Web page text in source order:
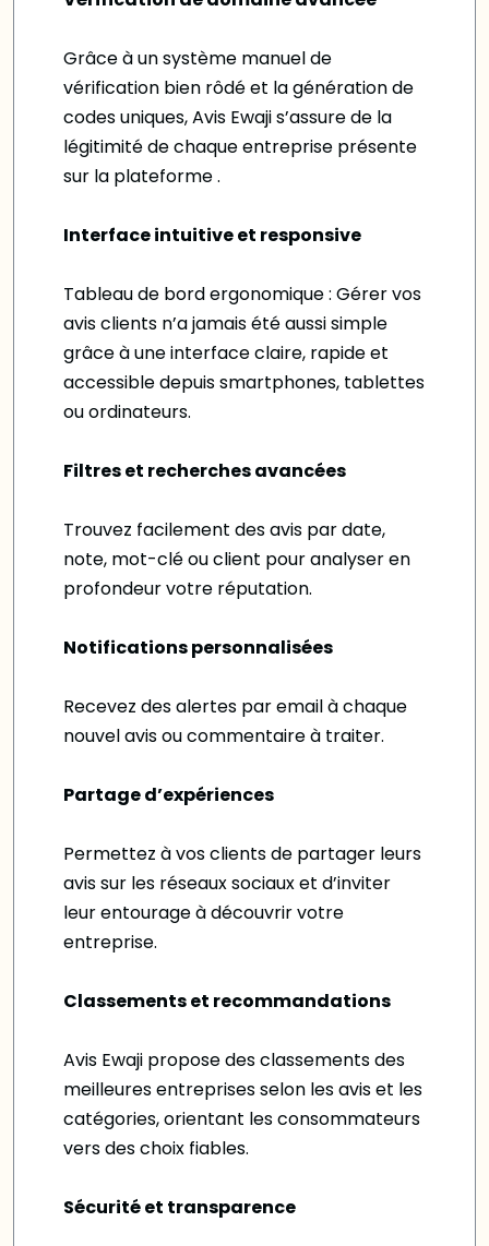
Grâce à un système manuel de
vérification bien rôdé et la génération de
codes uniques, Avis Ewaji s’assure de la
légitimité de chaque entreprise présente
sur la plateforme .
Interface intuitive et responsive
Tableau de bord ergonomique : Gérer vos
avis clients n’a jamais été aussi simple
grâce à une interface claire, rapide et
accessible depuis smartphones, tablettes
ou ordinateurs.
Filtres et recherches avancées
Trouvez facilement des avis par date,
note, mot-clé ou client pour analyser en
profondeur votre réputation.
Notifications personnalisées
Recevez des alertes par email à chaque
nouvel avis ou commentaire à traiter.
Partage d’expériences
Permettez à vos clients de partager leurs
avis sur les réseaux sociaux et d’inviter
leur entourage à découvrir votre
entreprise.
Classements et recommandations
Avis Ewaji propose des classements des
meilleures entreprises selon les avis et les
catégories, orientant les consommateurs
vers des choix fiables.
Sécurité et transparence